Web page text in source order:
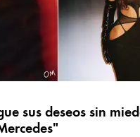
sus deseos sin